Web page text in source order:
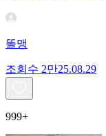
똘맹
조회수 2만25.08.29
999+